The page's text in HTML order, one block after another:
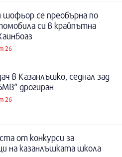
шофьор се преобърна по
си в крайпътна
26
в Казанлъшко, седнал зад
дрогиран
26
от конкурси за
на казанлъшката школа